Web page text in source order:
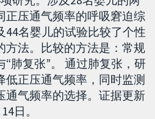
正压通气频率的呼吸窘迫综
44名婴儿的试验比较了个性
方法。比较的方法是：常规
肺复张”。 通过肺复张，研
低正压通气频率，同时监测
通气频率的选择。证据更新
日。